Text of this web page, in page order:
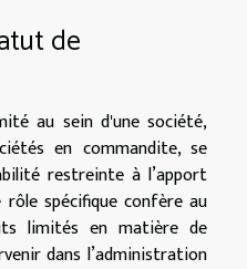
de
au sein d'une société,
en commandite, se
restreinte à l’apport
rôle spécifique confère au
limités en matière de
dans l’administration